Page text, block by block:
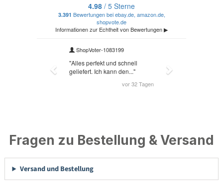
Fragen zu Bestellung & Versand
Versand und Bestellung